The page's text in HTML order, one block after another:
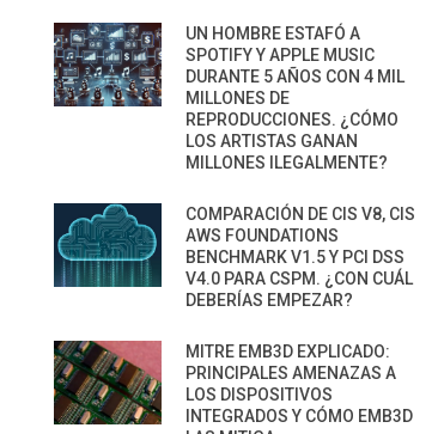
UN HOMBRE ESTAFÓ A
SPOTIFY Y APPLE MUSIC
DURANTE 5 AÑOS CON 4 MIL
MILLONES DE
REPRODUCCIONES. ¿CÓMO
LOS ARTISTAS GANAN
MILLONES ILEGALMENTE?
COMPARACIÓN DE CIS V8, CIS
AWS FOUNDATIONS
BENCHMARK V1.5 Y PCI DSS
V4.0 PARA CSPM. ¿CON CUÁL
DEBERÍAS EMPEZAR?
MITRE EMB3D EXPLICADO:
PRINCIPALES AMENAZAS A
LOS DISPOSITIVOS
INTEGRADOS Y CÓMO EMB3D